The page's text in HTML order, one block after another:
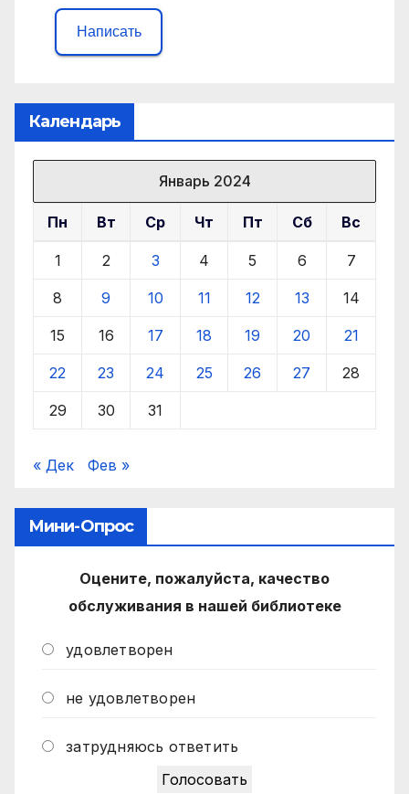
Написать
Календарь
Январь 2024
Пн Вт Ср Чт Пт Сб Вс
1 2 3 4 5 6 7
8 9 10 11 12 13 14
15 16 17 18 19 20 21
22 23 24 25 26 27 28
29 30 31
« Дек Фев »
Мини-Опрос
Оцените, пожалуйста, качество
обслуживания в нашей библиотеке
удовлетворен
не удовлетворен
затрудняюсь ответить